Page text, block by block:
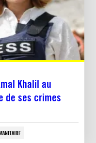
Khalil au
de ses crimes